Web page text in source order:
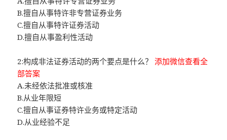
B.擅自从事特许非专营证券业务
C.擅自从事特许证券活动
D.擅自从事盈利性活动
2:构成非法证券活动的两个要点是什么？添加微信查看全
部答案
A.未经依法批准或核准
B.从业年限短
C.擅自从事证券特许业务或特定活动
D.从业经验不足